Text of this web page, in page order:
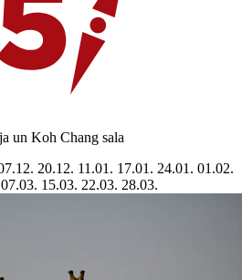
un Koh Chang sala
20.12. 11.01. 17.01. 24.01. 01.02.
07.03. 15.03. 22.03. 28.03.